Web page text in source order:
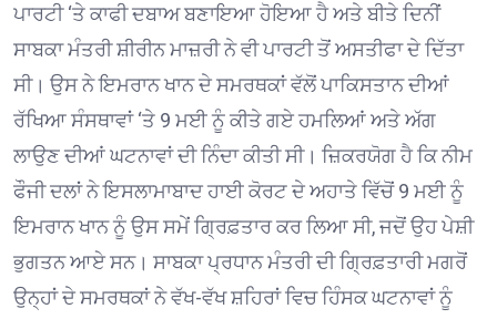
ਪਾਰਟੀ ‘ਤੇ ਕਾਫੀ ਦਬਾਅ ਬਣਾਇਆ ਹੋਇਆ ਹੈ ਅਤੇ ਬੀਤੇ ਦਿਨੀਂ
ਸਾਬਕਾ ਮੰਤਰੀ ਸ਼ੀਰੀਨ ਮਾਜ਼ਰੀ ਨੇ ਵੀ ਪਾਰਟੀ ਤੋਂ ਅਸਤੀਫਾ ਦੇ ਦਿੱਤਾ
ਸੀ। ਉਸ ਨੇ ਇਮਰਾਨ ਖਾਨ ਦੇ ਸਮਰਥਕਾਂ ਵੱਲੋਂ ਪਾਕਿਸਤਾਨ ਦੀਆਂ
ਰੱਖਿਆ ਸੰਸਥਾਵਾਂ ‘ਤੇ 9 ਮਈ ਨੂੰ ਕੀਤੇ ਗਏ ਹਮਲਿਆਂ ਅਤੇ ਅੱਗ
ਲਾਉਣ ਦੀਆਂ ਘਟਨਾਵਾਂ ਦੀ ਨਿੰਦਾ ਕੀਤੀ ਸੀ। ਜ਼ਿਕਰਯੋਗ ਹੈ ਕਿ ਨੀਮ
ਫੌਜੀ ਦਲਾਂ ਨੇ ਇਸਲਾਮਾਬਾਦ ਹਾਈ ਕੋਰਟ ਦੇ ਅਹਾਤੇ ਵਿੱਚੋਂ 9 ਮਈ ਨੂੰ
ਇਮਰਾਨ ਖਾਨ ਨੂੰ ਉਸ ਸਮੇਂ ਗ੍ਰਿਫ਼ਤਾਰ ਕਰ ਲਿਆ ਸੀ, ਜਦੋਂ ਉਹ ਪੇਸ਼ੀ
ਭੁਗਤਨ ਆਏ ਸਨ। ਸਾਬਕਾ ਪ੍ਰਧਾਨ ਮੰਤਰੀ ਦੀ ਗ੍ਰਿਫ਼ਤਾਰੀ ਮਗਰੋਂ
ਉਨ੍ਹਾਂ ਦੇ ਸਮਰਥਕਾਂ ਨੇ ਵੱਖ-ਵੱਖ ਸ਼ਹਿਰਾਂ ਵਿਚ ਹਿੰਸਕ ਘਟਨਾਵਾਂ ਨੂੰ